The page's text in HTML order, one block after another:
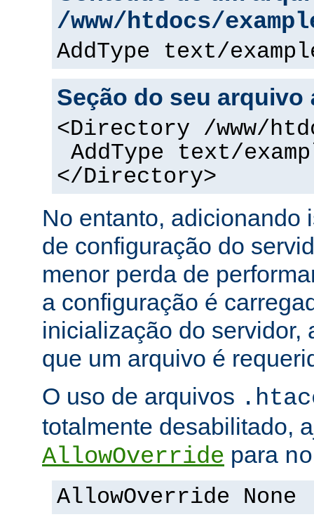
/www/htdocs/
AddType text/
Seção do seu arquivo
<Directory /www/
AddType text/
</Directory>
No entanto, adicionando
de configuração do
menor perda de
a configuração é
inicialização do servidor,
que um arquivo é
O uso de arquivos
totalmente desabilitado,
AllowOverride para
AllowOverride None